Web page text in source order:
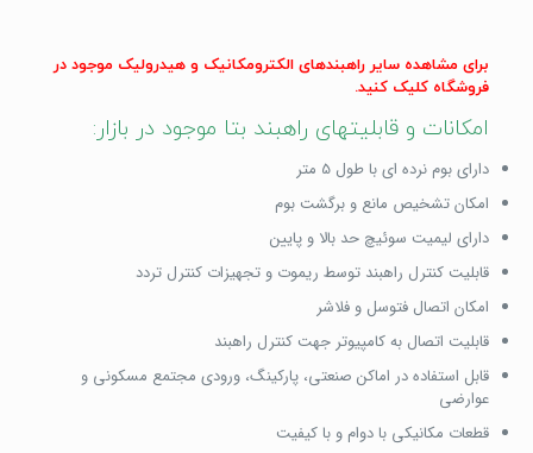
برای مشاهده سایر راهبندهای الکترومکانیک و هیدرولیک موجود در
فروشگاه کلیک کنید.
امکانات و قابلیتهای راهبند بتا موجود در بازار:
دارای بوم نرده ای با طول 5 متر
امکان تشخیص مانع و برگشت بوم
دارای لیمیت سوئیچ حد بالا و پایین
قابلیت کنترل راهبند توسط ریموت و تجهیزات کنترل تردد
امکان اتصال فتوسل و فلاشر
قابلیت اتصال به کامپیوتر جهت کنترل راهبند
قابل استفاده در اماکن صنعتی، پارکینگ، ورودی مجتمع مسکونی و
عوارضی
قطعات مکانیکی با دوام و با کیفیت